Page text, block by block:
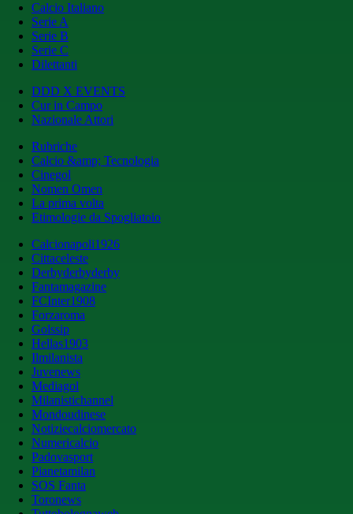
Calcio Italiano
Serie A
Serie B
Serie C
Dilettanti
DDD X EVENTS
Cur in Campo
Nazionale Attori
Rubriche
Calcio &amp; Tecnologia
Cinegol
Nomen Omen
La prima volta
Etimologie da Spogliatoio
Calcionapoli1926
Cittaceleste
Derbyderbyderby
Fantamagazine
FCInter1908
Forzaroma
Golssip
Hellas1903
Ilmilanista
Juvenews
Mediagol
Milanistichannel
Mondoudinese
Notiziecalciomercato
Numericalcio
Padovasport
Pianetamilan
SOS Fanta
Toronews